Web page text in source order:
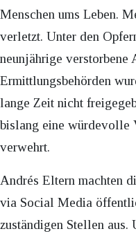
Menschen ums Leben.
verletzt. Unter den
neunjährige verstorbene
Ermittlungsbehörden
lange Zeit nicht
bislang eine würdevolle
verwehrt.
Andrés Eltern machten
via Social Media
zuständigen Stellen